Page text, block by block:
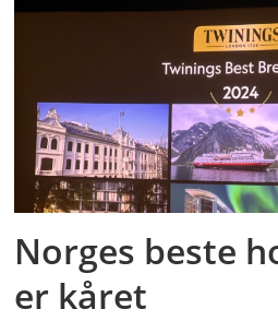
Norges beste
er kåret